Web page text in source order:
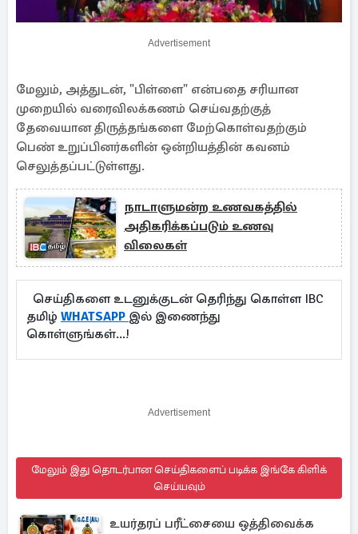
Advertisement
மேலும், அத்துடன், "பிள்ளை" என்பதை சரியான
முறையில் வரைவிலக்கணம் செய்வதற்குத்
தேவையான திருத்தங்களை மேற்கொள்வதற்கும்
பெண் உறுப்பினர்களின் ஒன்றியத்தின் கவனம்
செலுத்தப்பட்டுள்ளது.
நாடாளுமன்ற உணவகத்தில்
அதிகரிக்கப்படும் உணவு
விலைகள்
செய்திகளை உடனுக்குடன் தெரிந்து கொள்ள IBC
தமிழ் WHATSAPP இல் இணைந்து
கொள்ளுங்கள்...!
Advertisement
மேலும் இது தொடர்பான செய்திகளைப் படிக்க இங்கே கிளிக்
செய்யவும்
உயர்தரப் பரீட்சையை ஒத்திவைக்க